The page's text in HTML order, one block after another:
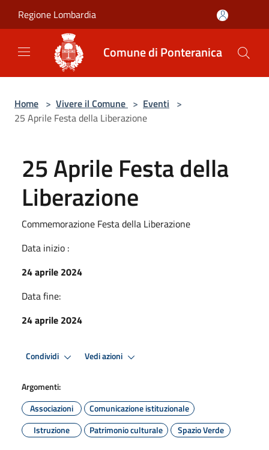
Regione Lombardia
Comune di Ponteranica
Home > Vivere il Comune > Eventi >
25 Aprile Festa della Liberazione
25 Aprile Festa della
Liberazione
Commemorazione Festa della Liberazione
Data inizio :
24 aprile 2024
Data fine:
24 aprile 2024
Condividi Vedi azioni
Argomenti:
Associazioni
Comunicazione istituzionale
Istruzione
Patrimonio culturale Spazio Verde